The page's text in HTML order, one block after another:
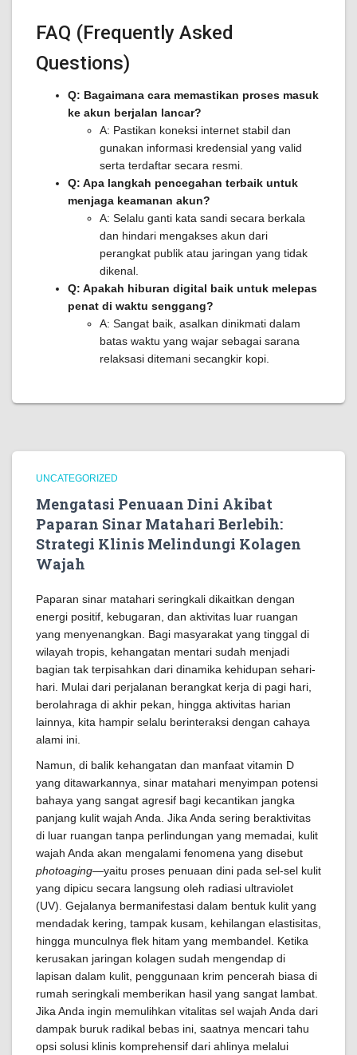
FAQ (Frequently Asked
Questions)
Q: Bagaimana cara memastikan proses masuk
ke akun berjalan lancar?
A: Pastikan koneksi internet stabil dan
gunakan informasi kredensial yang valid
serta terdaftar secara resmi.
Q: Apa langkah pencegahan terbaik untuk
menjaga keamanan akun?
A: Selalu ganti kata sandi secara berkala
dan hindari mengakses akun dari
perangkat publik atau jaringan yang tidak
dikenal.
Q: Apakah hiburan digital baik untuk melepas
penat di waktu senggang?
A: Sangat baik, asalkan dinikmati dalam
batas waktu yang wajar sebagai sarana
relaksasi ditemani secangkir kopi.
UNCATEGORIZED
Mengatasi Penuaan Dini Akibat
Paparan Sinar Matahari Berlebih:
Strategi Klinis Melindungi Kolagen
Wajah
Paparan sinar matahari seringkali dikaitkan dengan
energi positif, kebugaran, dan aktivitas luar ruangan
yang menyenangkan. Bagi masyarakat yang tinggal di
wilayah tropis, kehangatan mentari sudah menjadi
bagian tak terpisahkan dari dinamika kehidupan sehari-
hari. Mulai dari perjalanan berangkat kerja di pagi hari,
berolahraga di akhir pekan, hingga aktivitas harian
lainnya, kita hampir selalu berinteraksi dengan cahaya
alami ini.
Namun, di balik kehangatan dan manfaat vitamin D
yang ditawarkannya, sinar matahari menyimpan potensi
bahaya yang sangat agresif bagi kecantikan jangka
panjang kulit wajah Anda. Jika Anda sering beraktivitas
di luar ruangan tanpa perlindungan yang memadai, kulit
wajah Anda akan mengalami fenomena yang disebut
photoaging—yaitu proses penuaan dini pada sel-sel kulit
yang dipicu secara langsung oleh radiasi ultraviolet
(UV). Gejalanya bermanifestasi dalam bentuk kulit yang
mendadak kering, tampak kusam, kehilangan elastisitas,
hingga munculnya flek hitam yang membandel. Ketika
kerusakan jaringan kolagen sudah mengendap di
lapisan dalam kulit, penggunaan krim pencerah biasa di
rumah seringkali memberikan hasil yang sangat lambat.
Jika Anda ingin memulihkan vitalitas sel wajah Anda dari
dampak buruk radikal bebas ini, saatnya mencari tahu
opsi solusi klinis komprehensif dari ahlinya melalui